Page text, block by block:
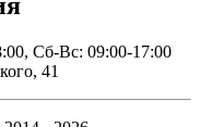
Сб-Вс: 09:00-17:00
41